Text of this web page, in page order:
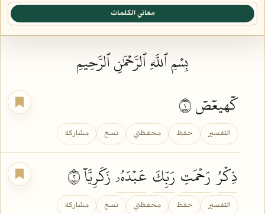
معاني الكلمات
بِسۡمِ ٱللَّهِ ٱلرَّحۡمَٰنِ ٱلرَّحِيمِ
كٓهيعٓصٓ ١
التفسير حفظ محفظتي نسخ مشاركة
ذِكۡرُ رَحۡمَتِ رَبِّكَ عَبۡدَهُۥزَكَرِيَّآ ٢
التفسير حفظ محفظتي نسخ مشاركة